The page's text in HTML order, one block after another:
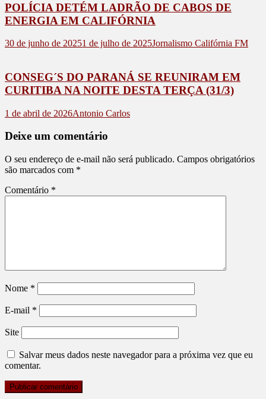
POLÍCIA DETÉM LADRÃO DE CABOS DE
ENERGIA EM CALIFÓRNIA
30 de junho de 20251 de julho de 2025Jornalismo Califórnia FM
CONSEG´S DO PARANÁ SE REUNIRAM EM
CURITIBA NA NOITE DESTA TERÇA (31/3)
1 de abril de 2026Antonio Carlos
Deixe um comentário
O seu endereço de e-mail não será publicado. Campos obrigatórios
são marcados com *
Comentário *
Nome *
E-mail *
Site
Salvar meus dados neste navegador para a próxima vez que eu
comentar.